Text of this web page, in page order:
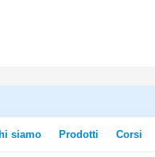
siamo Prodotti Corsi